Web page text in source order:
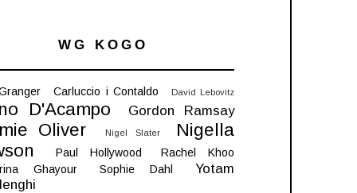
WG KOGO
Carluccio i Contaldo David Lebovitz
D'Acampo Gordon Ramsay
Oliver Nigel Slater
Nigella
Paul Hollywood
Rachel Khoo
Ghayour
Sophie Dahl
Yotam